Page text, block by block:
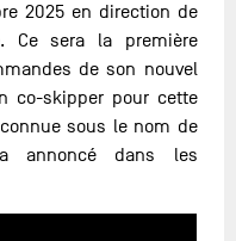
2025 en direction de
Ce sera la première
de son nouvel
co-skipper pour cette
sous le nom de
annoncé dans les